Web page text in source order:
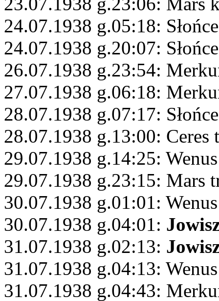
24.07.1938 g.05:18:
24.07.1938 g.20:07:
26.07.1938 g.23:54:
27.07.1938 g.06:18:
28.07.1938 g.07:17:
28.07.1938 g.13:00: Ceres
29.07.1938 g.14:25:
29.07.1938 g.23:15: Mars
30.07.1938 g.01:01:
30.07.1938 g.04:01:
31.07.1938 g.02:13:
31.07.1938 g.04:13:
31.07.1938 g.04:43: